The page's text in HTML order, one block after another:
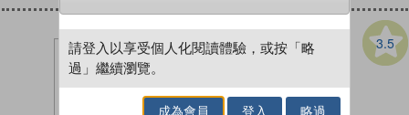
3.5
請登入以享受個人化閱讀體驗，或按「略
過」繼續瀏覽。
成為會員 登入 略過